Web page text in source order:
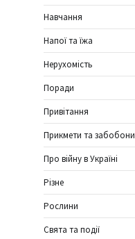
Навчання
Напої та їжа
Нерухомість
Поради
Привітання
Прикмети та забобони
Про війну в Україні
Різне
Рослини
Свята та події